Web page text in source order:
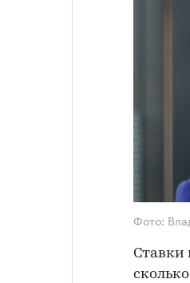
Фото:
Ставки